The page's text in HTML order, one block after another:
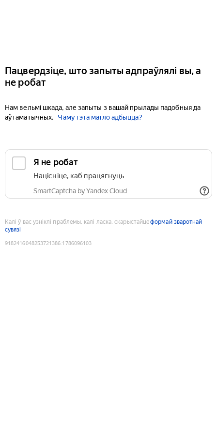
Пацвердзіце, што запыты адпраўлялі вы, а
не робат
Нам вельмі шкада, але запыты з вашай прылады падобныя да
аўтаматычных.
Чаму гэта магло адбыцца?
Я не робат
Націсніце, каб працягнуць
SmartCaptcha by Yandex Cloud
Калі ў вас узніклі праблемы, калі ласка, скарыстайцеформай зваротнай
сувязі
9182416048253721386:1786096103